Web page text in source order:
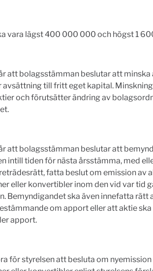
vara lägst 400 000 000 och högst 1
att bolagsstämman beslutar att
till fritt eget kapital.
och förutsätter ändring av
att bolagsstämman beslutar att
intill tiden för nästa årsstämma, med
fatta beslut om emission av
eller konvertibler inom den vid var tid
Bemyndigandet ska även innefatta rätt
om apport eller att aktie
apport.
för styrelsen att besluta om nyemission